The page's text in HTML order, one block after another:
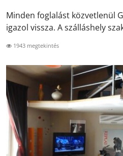
Minden foglalást közvetlenül
igazol vissza. A szálláshely
1943 megtekintés